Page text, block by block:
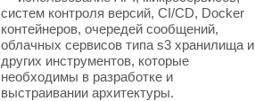
систем контроля версий, CI/CD, Docker
контейнеров, очередей сообщений,
облачных сервисов типа s3 хранилища и
других инструментов, которые
необходимы в разработке и
выстраивании архитектуры.